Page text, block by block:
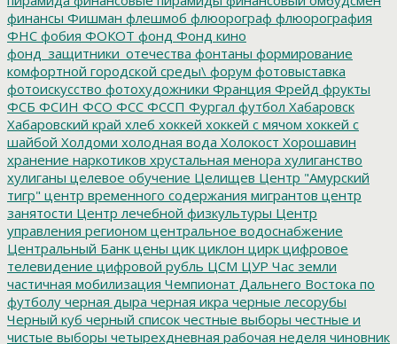
финансы Фишман флешмоб флюорограф флюорография
ФНС фобия ФОКОТ фонд Фонд кино
фонд_защитники_отечества фонтаны формирование
комфортной городской среды\ форум фотовыставка
фотоискусство фотохудожники Франция Фрейд фрукты
ФСБ ФСИН ФСО ФСС ФССП Фургал футбол Хабаровск
Хабаровский край хлеб хоккей хоккей с мячом хоккей с
шайбой Холдоми холодная вода Холокост Хорошавин
хранение наркотиков хрустальная менора хулиганство
хулиганы целевое обучение Целищев Центр "Амурский
тигр" центр временного содержания мигрантов центр
занятости Центр лечебной физкультуры Центр
управления регионом центральное водоснабжение
Центральный Банк цены цик циклон цирк цифровое
телевидение цифровой рубль ЦСМ ЦУР Час земли
частичная мобилизация Чемпионат Дальнего Востока по
футболу черная дыра черная икра черные лесорубы
Черный куб черный список честные выборы честные и
чистые выборы четырехдневная рабочая неделя чиновник